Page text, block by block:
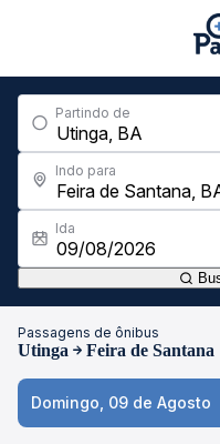
Partindo de
Indo para
Ida
Passagens de ônibus
Utinga Feira de Santana
Domingo, 09 de Agosto